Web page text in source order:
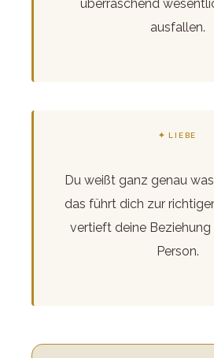
überraschend
ausfallen.
✦ LIEBE
Du weißt ganz genau
das führt dich zur
vertieft deine Beziehung
Person.